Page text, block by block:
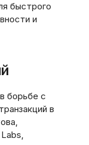
быстрого
и
борьбе с
в